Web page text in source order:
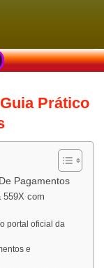
Prático
Pagamentos
559X com
portal oficial da
e